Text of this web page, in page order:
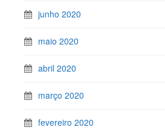
junho 2020
maio 2020
abril 2020
março 2020
fevereiro 2020